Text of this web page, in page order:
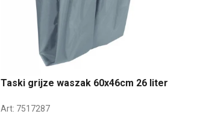
Taski grijze waszak 60x46cm 26 liter
Art: 7517287